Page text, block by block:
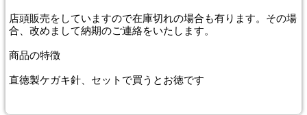
店頭販売をしていますので在庫切れの場合も有ります。その場
合、改めまして納期のご連絡をいたします。
商品の特徴
直徳製ケガキ針、セットで買うとお徳です